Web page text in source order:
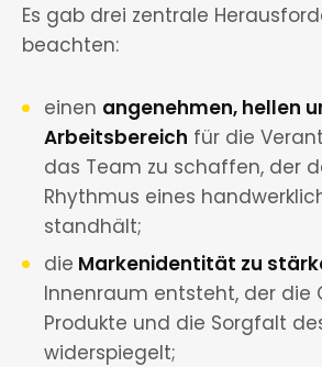
Es gab drei zentrale
beachten:
einen angenehmen, hellen
Arbeitsbereich für die
das Team zu schaffen, der
Rhythmus eines
standhält;
die Markenidentität zu
Innenraum entsteht, der die
Produkte und die Sorgfalt
widerspiegelt;